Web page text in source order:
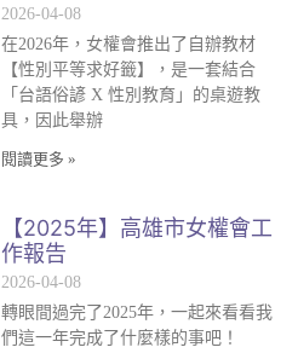
2026-04-08
在2026年，女權會推出了自辦教材
【性別平等求好籤】，是一套結合
「台語俗諺 X 性別教育」的桌遊教
具，因此舉辦
閱讀更多 »
【2025年】高雄市女權會工
作報告
2026-04-08
轉眼間過完了2025年，一起來看看我
們這一年完成了什麼樣的事吧！